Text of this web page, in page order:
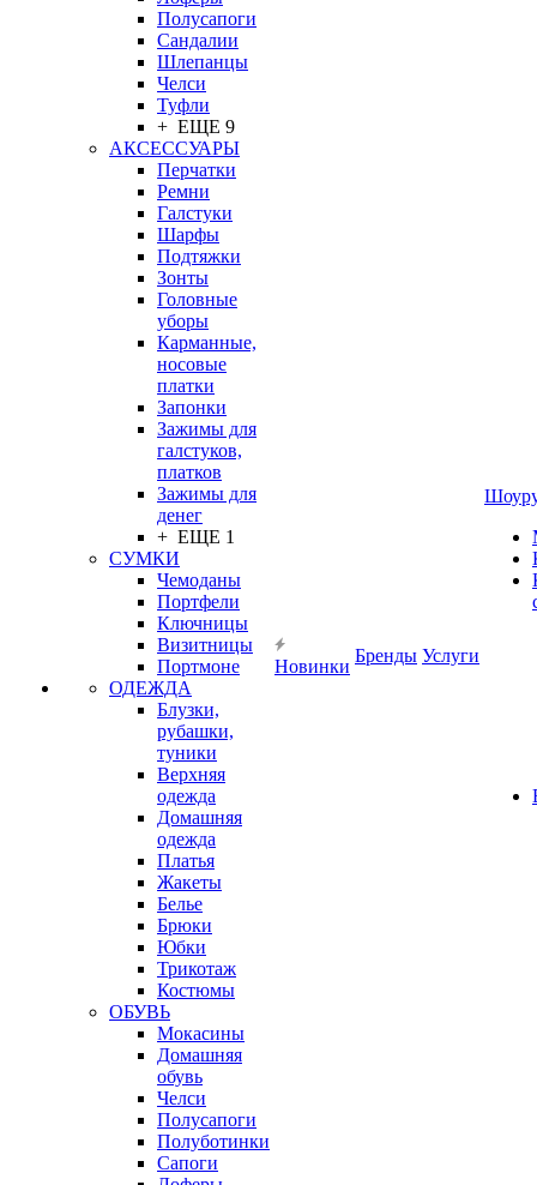
Полусапоги
Сандалии
Шлепанцы
Челси
Туфли
+ ЕЩЕ 9
АКСЕССУАРЫ
Перчатки
Ремни
Галстуки
Шарфы
Подтяжки
Зонты
Головные
уборы
Карманные,
носовые
платки
Запонки
Зажимы для
галстуков,
платков
Зажимы для
денег
+ ЕЩЕ 1
СУМКИ
Чемоданы
Портфели
Ключницы
Визитницы
Портмоне
ОДЕЖДА
Блузки,
рубашки,
туники
Верхняя
одежда
Домашняя
одежда
Платья
Жакеты
Белье
Брюки
Юбки
Трикотаж
Костюмы
ОБУВЬ
Мокасины
Домашняя
обувь
Челси
Полусапоги
Полуботинки
Сапоги
Новинки
Бренды Услуги